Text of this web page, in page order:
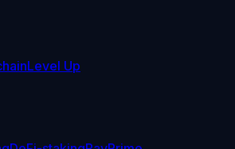
Level Up